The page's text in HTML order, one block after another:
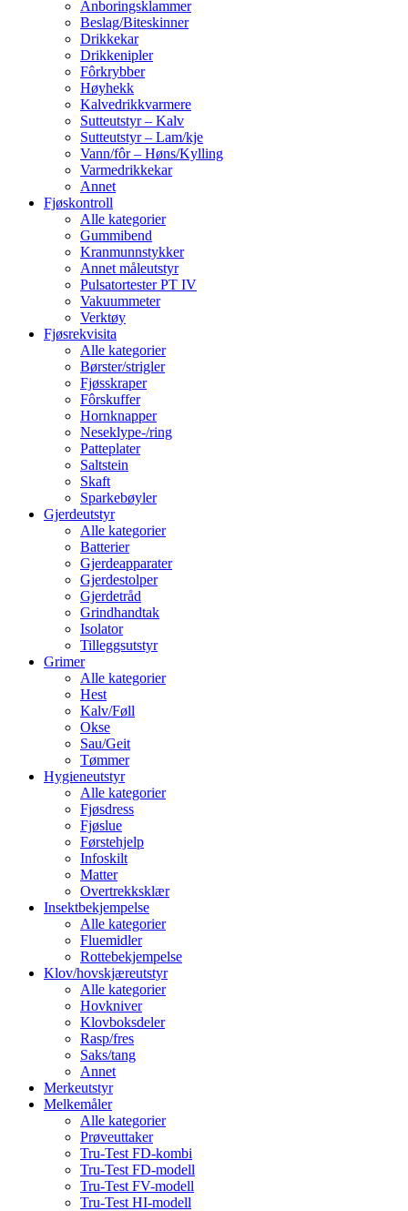
Anboringsklammer
Beslag/Biteskinner
Drikkekar
Drikkenipler
Fôrkrybber
Høyhekk
Kalvedrikkvarmere
Sutteutstyr – Kalv
Sutteutstyr – Lam/kje
Vann/fôr – Høns/Kylling
Varmedrikkekar
Annet
Fjøskontroll
Alle kategorier
Gummibend
Kranmunnstykker
Annet måleutstyr
Pulsatortester PT IV
Vakuummeter
Verktøy
Fjøsrekvisita
Alle kategorier
Børster/strigler
Fjøsskraper
Fôrskuffer
Hornknapper
Neseklype-/ring
Patteplater
Saltstein
Skaft
Sparkebøyler
Gjerdeutstyr
Alle kategorier
Batterier
Gjerdeapparater
Gjerdestolper
Gjerdetråd
Grindhandtak
Isolator
Tilleggsutstyr
Grimer
Alle kategorier
Hest
Kalv/Føll
Okse
Sau/Geit
Tømmer
Hygieneutstyr
Alle kategorier
Fjøsdress
Fjøslue
Førstehjelp
Infoskilt
Matter
Overtrekksklær
Insektbekjempelse
Alle kategorier
Fluemidler
Rottebekjempelse
Klov/hovskjæreutstyr
Alle kategorier
Hovkniver
Klovboksdeler
Rasp/fres
Saks/tang
Annet
Merkeutstyr
Melkemåler
Alle kategorier
Prøveuttaker
Tru-Test FD-kombi
Tru-Test FD-modell
Tru-Test FV-modell
Tru-Test HI-modell